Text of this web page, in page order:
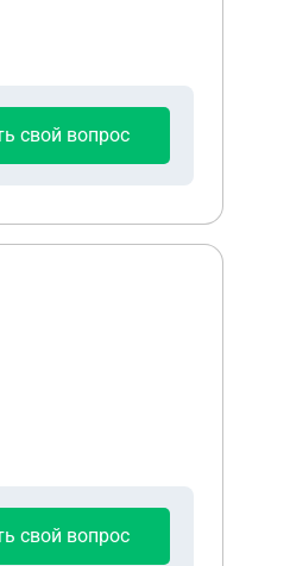
написано
свой вопрос
свой вопрос